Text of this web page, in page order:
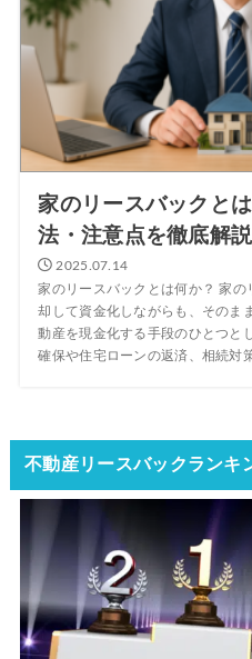
家のリースバックと
法・注意点を徹底解説
2025.07.14
家のリースバックとは何か？ 家
却して資金化しながらも、そのま
動産を現金化する手段のひとつと
確保や住宅ローンの返済、相続対
不動産リースバックランキ